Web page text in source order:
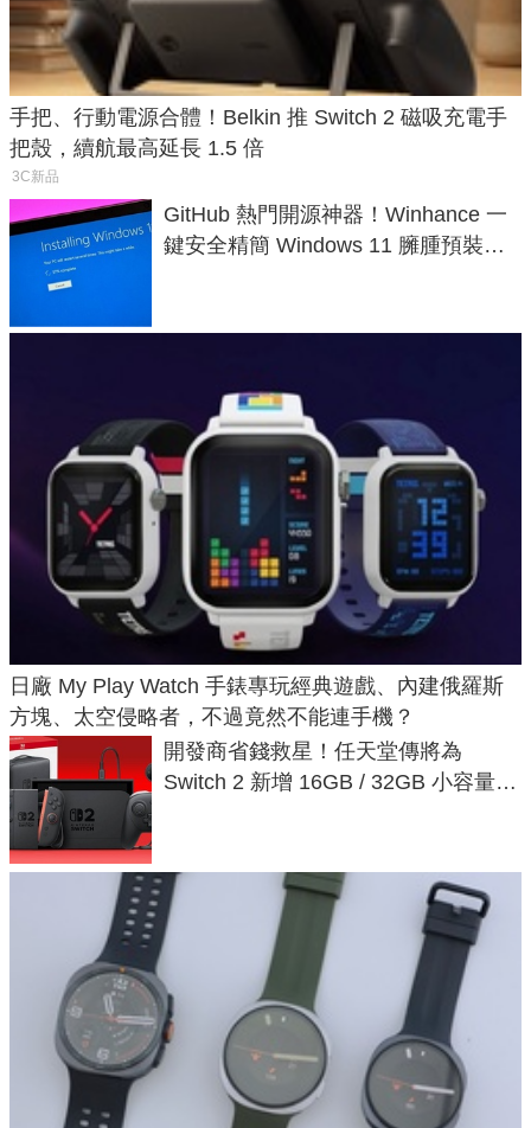
手把、行動電源合體！Belkin 推 Switch 2 磁吸充電手
把殼，續航最高延長 1.5 倍
3C新品
GitHub 熱門開源神器！Winhance 一
鍵安全精簡 Windows 11 臃腫預裝軟
日廠 My Play Watch 手錶專玩經典遊戲、內建俄羅斯
方塊、太空侵略者，不過竟然不能連手機？
開發商省錢救星！任天堂傳將為
Switch 2 新增 16GB / 32GB 小容量遊